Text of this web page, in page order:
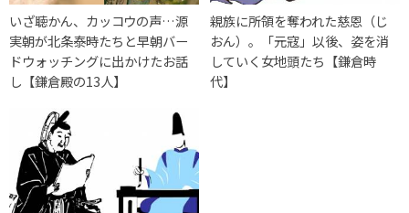
いざ聴かん、カッコウの声…源
実朝が北条泰時たちと早朝バー
ドウォッチングに出かけたお話
し【鎌倉殿の13人】
親族に所領を奪われた慈恩（じ
おん）。「元寇」以後、姿を消
していく女地頭たち【鎌倉時
代】